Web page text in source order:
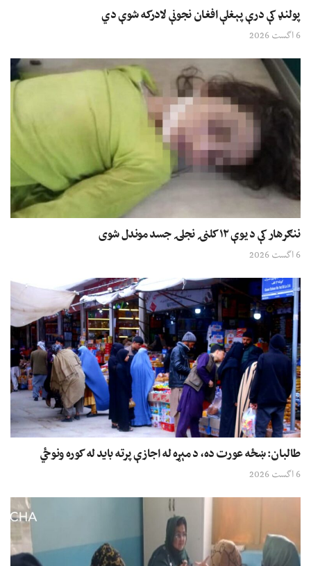
پولنډ کې درې پېغلې افغان نجونې لادرکه شوې دي
6 اگست 2026
ننګرهار کې د یوې ۱۲ کلنۍ نجلۍ جسد موندل شوی
6 اگست 2026
طالبان: ښځه عورت ده، د مېړه له اجازې پرته باید له کوره ونوځي
6 اگست 2026